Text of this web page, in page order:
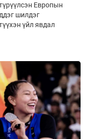
Европын
шилдэг
үйл явдал